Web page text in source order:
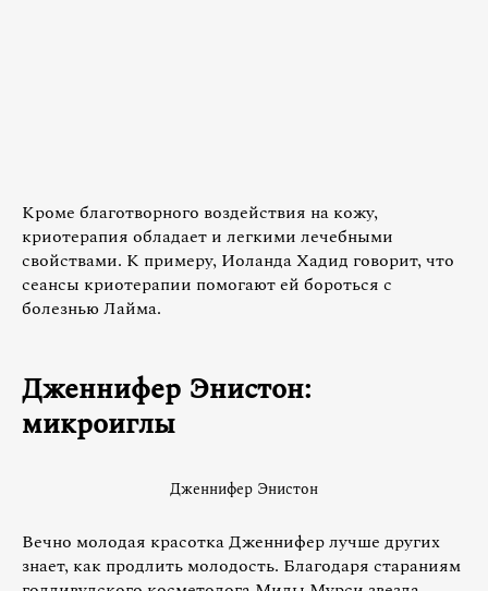
Кроме благотворного воздействия на кожу,
криотерапия обладает и легкими лечебными
свойствами. К примеру, Иоланда Хадид говорит, что
сеансы криотерапии помогают ей бороться с
болезнью Лайма.
Дженнифер Энистон:
микроиглы
Дженнифер Энистон
Вечно молодая красотка Дженнифер лучше других
знает, как продлить молодость. Благодаря стараниям